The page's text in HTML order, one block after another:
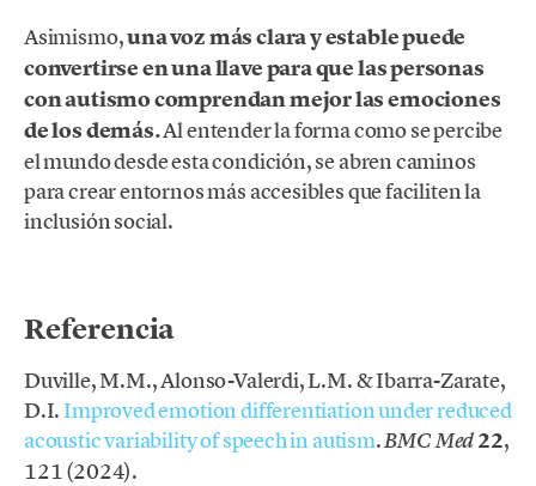
Asimismo,una voz más clara y estable puede
convertirse en una llave para que las personas
con autismo comprendan mejor las emociones
de los demás.Al entender la forma como se percibe
el mundo desde esta condición, se abren caminos
para crear entornos más accesibles que faciliten la
inclusión social.
Referencia
Duville, M.M., Alonso-Valerdi, L.M. & Ibarra-Zarate,
D.I. Improved emotion differentiation under reduced
acoustic variability of speech in autism.BMC Med22,
121 (2024).